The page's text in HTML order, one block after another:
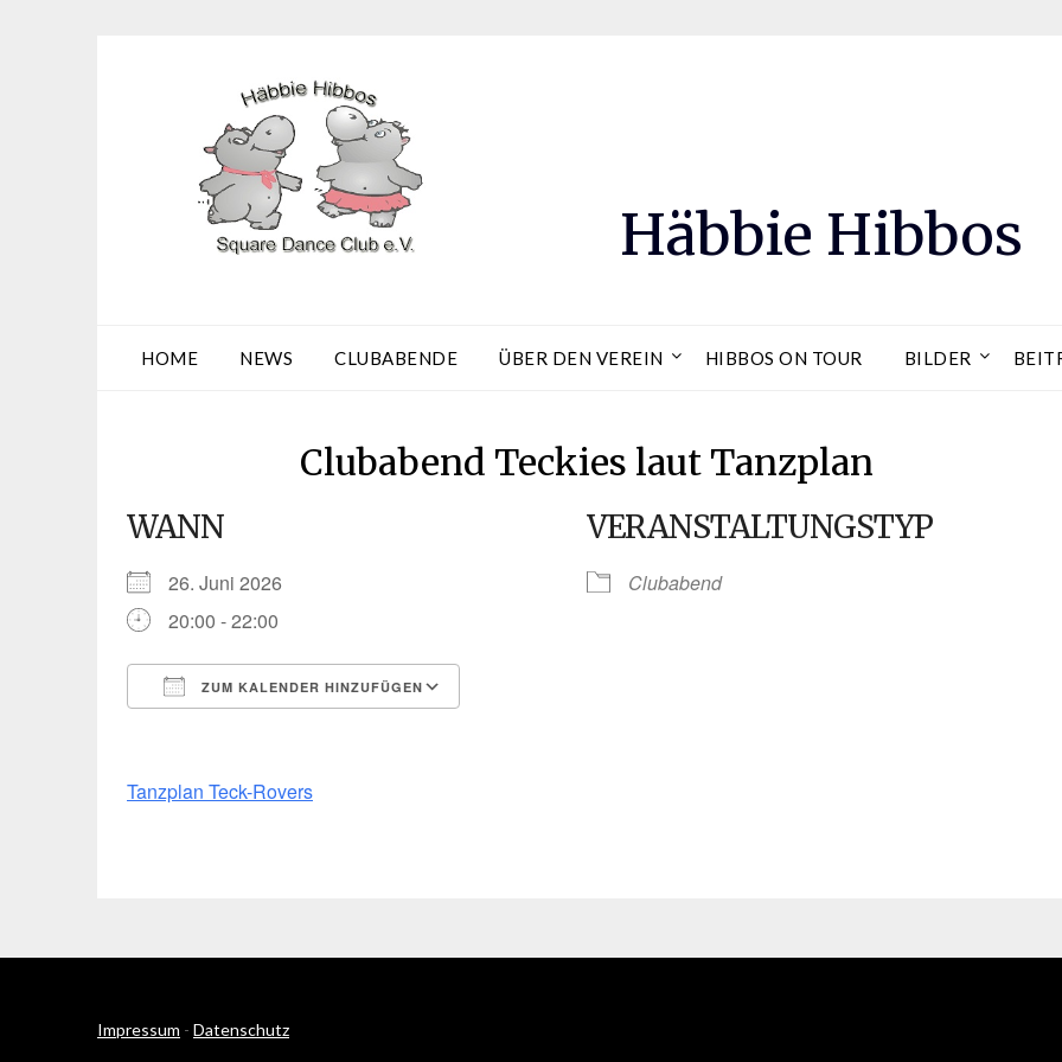
Häbbie Hibbos
HOME NEWS CLUBABENDE ÜBER DEN VEREIN HIBBOS ON TOUR BILDER
Clubabend Teckies laut Tanzplan
WANN
26. Juni 2026
20:00 - 22:00
ZUM KALENDER HINZUFÜGEN
VERANSTALTUNGSTYP
Clubabend
Tanzplan Teck-Rovers
Impressum - Datenschutz